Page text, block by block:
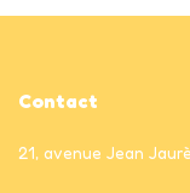
Contact
21, avenue Jean